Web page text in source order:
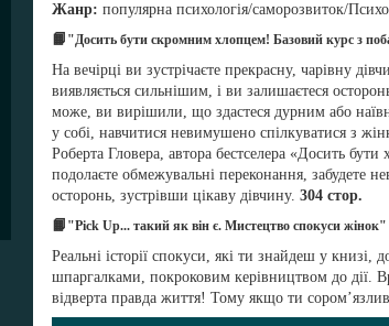
Жанр: популярна психологія/саморозвиток/
📙 "Досить бути скромним хлопцем! Базовий курс з
На вечірці ви зустрічаєте прекрасну, чарівну
виявляється сильнішим, і ви залишаєтеся
може, ви вирішили, що здастеся дурним або
у собі, навчитися невимушено спілкуватися з
Роберта Гловера, автора бестселера «Досить
подолаєте обмежувальні переконання, забудете
осторонь, зустрівши цікаву дівчину. 304 стор.
📙 "Pick Up... такий як він є. Мистецтво спокуси жінок"
Реальні історії спокуси, які ти знайдеш у
шпаргалками, покроковим керівництвом до дії.
відверта правда життя! Тому якщо ти